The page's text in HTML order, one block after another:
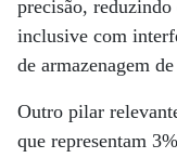
precisão,
inclusive com
de armazenagem
Outro pilar
que representam